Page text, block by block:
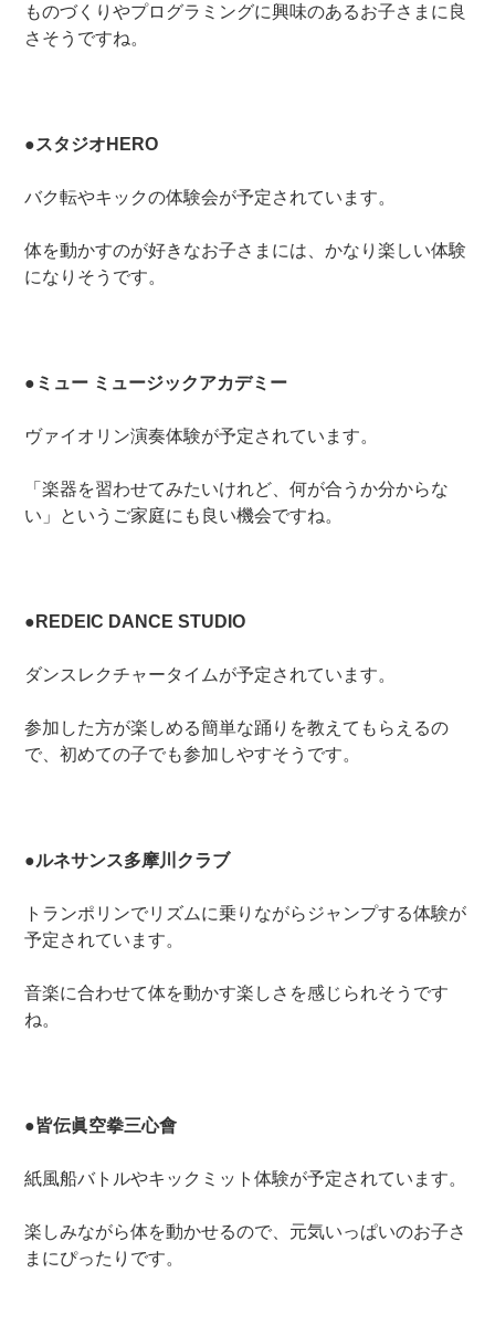
ものづくりやプログラミングに興味のあるお子さまに良
さそうですね。
●スタジオHERO
バク転やキックの体験会が予定されています。
体を動かすのが好きなお子さまには、かなり楽しい体験
になりそうです。
●ミュー ミュージックアカデミー
ヴァイオリン演奏体験が予定されています。
「楽器を習わせてみたいけれど、何が合うか分からな
い」というご家庭にも良い機会ですね。
●REDEIC DANCE STUDIO
ダンスレクチャータイムが予定されています。
参加した方が楽しめる簡単な踊りを教えてもらえるの
で、初めての子でも参加しやすそうです。
●ルネサンス多摩川クラブ
トランポリンでリズムに乗りながらジャンプする体験が
予定されています。
音楽に合わせて体を動かす楽しさを感じられそうです
ね。
●皆伝眞空拳三心會
紙風船バトルやキックミット体験が予定されています。
楽しみながら体を動かせるので、元気いっぱいのお子さ
まにぴったりです。